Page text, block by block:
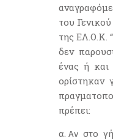
του
της ΕΛ.Ο.Κ.
δεν
ένας ή και
ορίστηκαν
πρέπει:
α. Αν στο